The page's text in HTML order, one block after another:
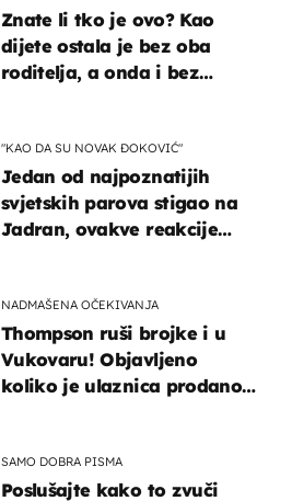
Znate li tko je ovo? Kao
dijete ostala je bez oba
roditelja, a onda i bez
"KAO DA SU NOVAK ĐOKOVIĆ"
Jedan od najpoznatijih
svjetskih parova stigao na
Jadran, ovakve reakcije
NADMAŠENA OČEKIVANJA
Thompson ruši brojke i u
Vukovaru! Objavljeno
koliko je ulaznica prodano
SAMO DOBRA PISMA
Poslušajte kako to zvuči